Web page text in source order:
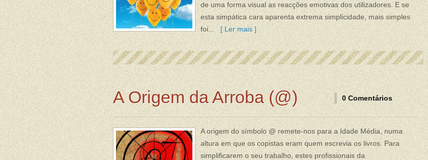
de uma forma visual as reacções emotivas dos utilizadores. E se
esta simpática cara aparenta extrema simplicidade, mais simples
foi...[ Ler mais ]
A Origem da Arroba (@) 0 Comentários
A origem do símbolo @ remete-nos para a Idade Média, numa
altura em que os copistas eram quem escrevia os livros. Para
simplificarem o seu trabalho, estes profissionais da